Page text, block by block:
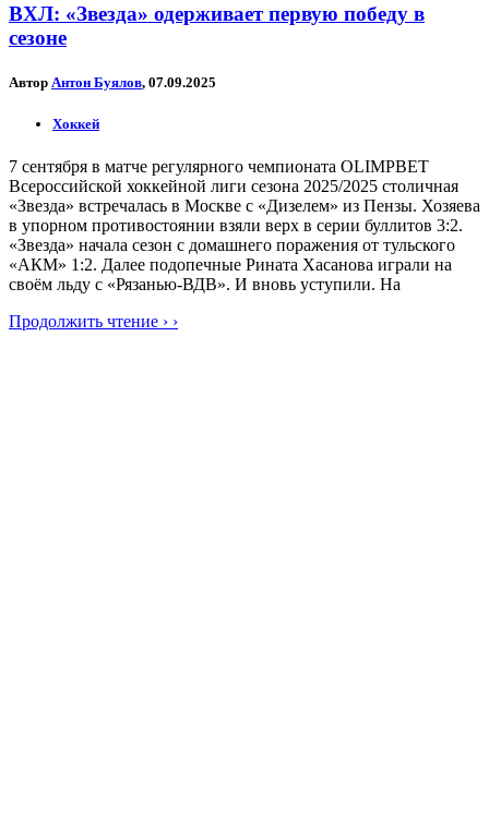
ВХЛ: «Звезда» одерживает первую победу в
сезоне
Автор Антон Буялов, 07.09.2025
Хоккей
7 сентября в матче регулярного чемпионата OLIMPBET
Всероссийской хоккейной лиги сезона 2025/2025 столичная
«Звезда» встречалась в Москве с «Дизелем» из Пензы. Хозяева
в упорном противостоянии взяли верх в серии буллитов 3:2.
«Звезда» начала сезон с домашнего поражения от тульского
«АКМ» 1:2. Далее подопечные Рината Хасанова играли на
своём льду с «Рязанью-ВДВ». И вновь уступили. На
Продолжить чтение › ›